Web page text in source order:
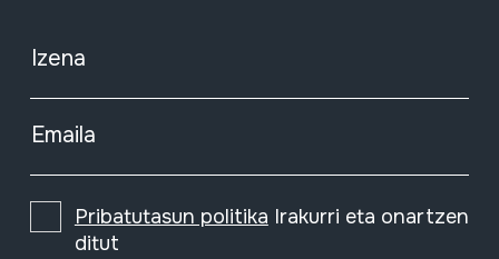
Izena
Emaila
Pribatutasun politika Irakurri eta onartzen
ditut